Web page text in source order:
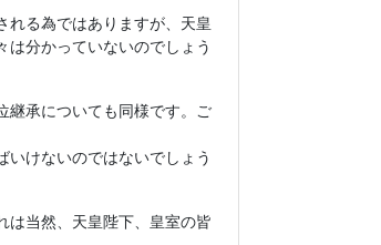
れる為ではありますが、天皇
は分かっていないのでしょう
継承についても同様です。ご
いけないのではないでしょう
は当然、天皇陛下、皇室の皆